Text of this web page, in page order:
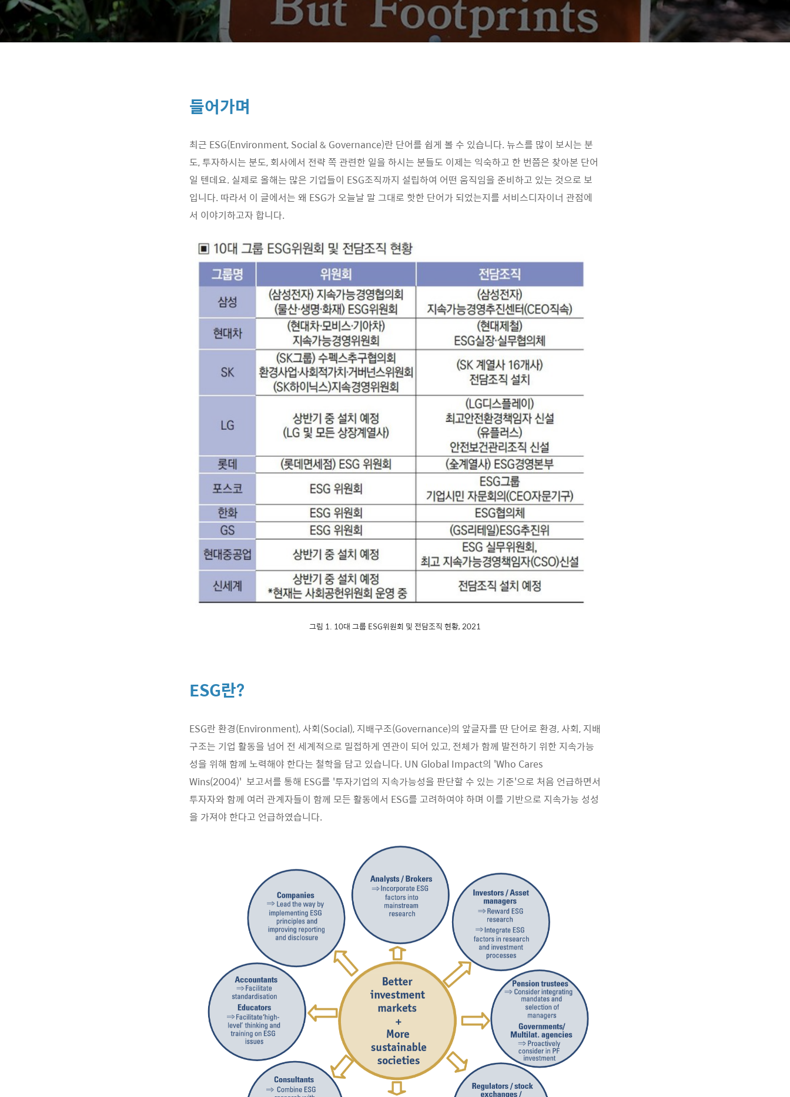
들어가며
최근 ESG(Environment, Social & Governance)란 단어를 쉽게 볼 수 있습니다. 뉴스를 많이 보시는 분
도, 투자하시는 분도, 회사에서 전략 쪽 관련한 일을 하시는 분들도 이제는 익숙하고 한 번쯤은 찾아본 단어
일 텐데요. 실제로 올해는 많은 기업들이 ESG조직까지 설립하여 어떤 움직임을 준비하고 있는 것으로 보
입니다. 따라서 이 글에서는 왜 ESG가 오늘날 말 그대로 핫한 단어가 되었는지를 서비스디자이너 관점에
서 이야기하고자 합니다.
그림 1. 10대 그룹 ESG위원회 및 전담조직 현황, 2021
ESG란?
ESG란 환경(Environment), 사회(Social), 지배구조(Governance)의 앞글자를 딴 단어로 환경, 사회, 지배
구조는 기업 활동을 넘어 전 세계적으로 밀접하게 연관이 되어 있고, 전체가 함께 발전하기 위한 지속가능
성을 위해 함께 노력해야 한다는 철학을 담고 있습니다. UN Global Impact의 'Who Cares
Wins(2004)' 보고서를 통해 ESG를 '투자기업의 지속가능성을 판단할 수 있는 기준'으로 처음 언급하면서
투자자와 함께 여러 관계자들이 함께 모든 활동에서 ESG를 고려하여야 하며 이를 기반으로 지속가능 성성
을 가져야 한다고 언급하였습니다.